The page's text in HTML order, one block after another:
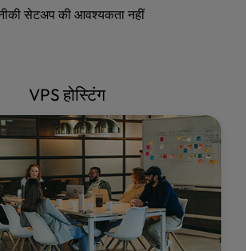
सेटअप की आवश्यकता नहीं
VPS होस्टिंग